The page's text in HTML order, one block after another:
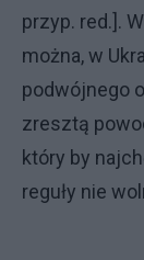
przyp. red.].
można, w
podwójnego
zresztą
który by
reguły nie